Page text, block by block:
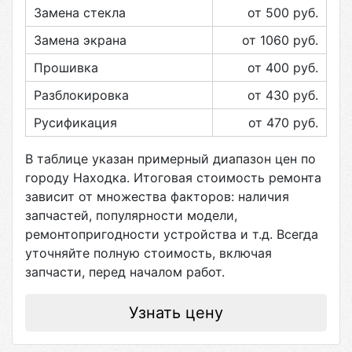
Замена стекла от 500 руб.
Замена экрана
от 1060 руб.
Прошивка
от 400 руб.
Разблокировка
от 430 руб.
Русификация
от 470 руб.
В таблице указан примерный диапазон цен по
городу Находка. Итоговая стоимость ремонта
зависит от множества факторов: наличия
запчастей, популярности модели,
ремонтопригодности устройства и т.д. Всегда
уточняйте полную стоимость, включая
запчасти, перед началом работ.
Узнать цену